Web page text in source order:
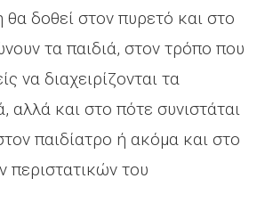
θα δοθεί στον πυρετό και στο
τα παιδιά, στον τρόπο που
να διαχειρίζονται τα
αλλά και στο πότε συνιστάται
παιδίατρο ή ακόμα και στο
περιστατικών του